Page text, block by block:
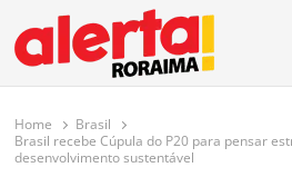
conteúdo
O maior portal de
O Alerta Roraima é seu portal de
e todo o estado de Roraima. Fique
atualizações em tempo real!
Home
Brasil
Brasil recebe Cúpula do P20 para pensar
desenvolvimento sustentável